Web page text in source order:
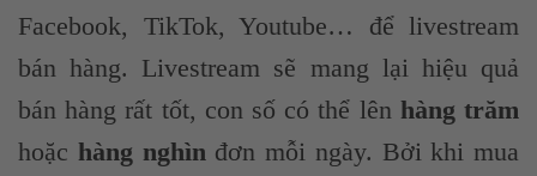
Facebook, TikTok, Youtube… để livestream
bán hàng. Livestream sẽ mang lại hiệu quả
bán hàng rất tốt, con số có thể lên hàng trăm
hoặc hàng nghìn đơn mỗi ngày. Bởi khi mua